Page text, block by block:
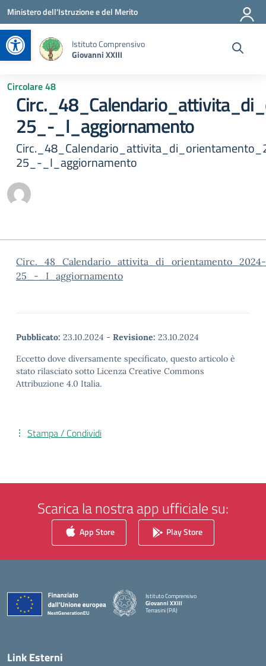
Apri la barra degli strumenti
Vai ai contenuti
Vai al menu di navigazione
Vai al footer
Ministero dell'Istruzione e del Merito
Istituto Comprensivo
Giovanni XXIII
Circolare 48
25_-_I_aggiornamento
25_-_I_aggiornamento
Circ._48_Calendario_attivita_di_orientamento_2024-
25_-_I_aggiornamento
Pubblicato: 23.10.2024 - Revisione: 23.10.2024
Eccetto dove diversamente specificato, questo articolo è
stato rilasciato sotto Licenza Creative Commons
Attribuzione 4.0 Italia.
Stampa / Condividi
Scarica la nostra app ufficiale su:
App Store Play Store
Istituto Comprensivo
Giovanni XXIII
Terrasini (PA)
Link Esterni